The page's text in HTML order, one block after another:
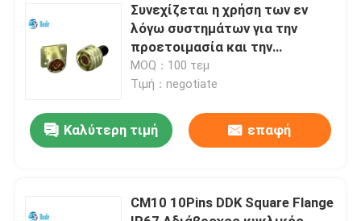
Συνεχίζεται η χρήση των εν
λόγω συστημάτων για την
προετοιμασία και την
εκτέλεση των σχεδίων.
MOQ：100 τεμ
Τιμή：negotiate
Καλύτερη τιμή επαφή
CM10 10Pins DDK Square Flange